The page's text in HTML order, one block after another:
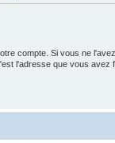
compte. Si vous ne
l'adresse que vous avez